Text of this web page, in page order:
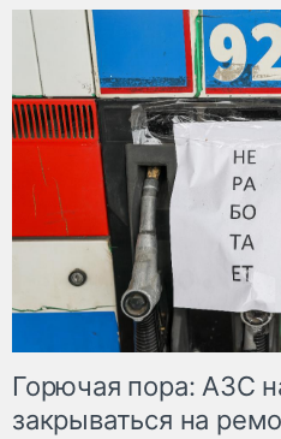
Горючая пора: АЗС
закрываться на